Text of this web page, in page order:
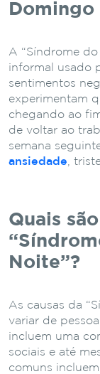
Domingo
A “Síndrome
informal usado
sentimentos
experimentam
chegando ao
de voltar ao
semana
ansiedade ,
Quais
Noite”?
As causas da
variar de
incluem uma
sociais e até
comuns